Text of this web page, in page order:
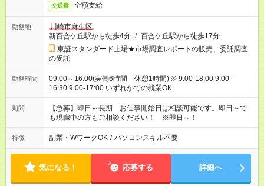
交通費 全額支給
勤務地
川崎市麻生区
新百合ケ丘駅から徒歩4分 / 百合ケ丘駅から徒歩17分
東証スタンダード上場★市場調査レポートの販売、委託調査
の受託
勤務時間
09:00～16:00(実働6時間 休憩1時間) ※ 9:00-18:00 9:00-
16:30 9:00-17:00 いずれかでの就業OK
期間
【急募】即日～長期 お仕事開始日は相談可能です。即日～で
も現職中の方もご相談ください！ ※即日～！
特徴 副業・WワークOK / パソコンスキル不要
気になる！ 応募する 詳細へ